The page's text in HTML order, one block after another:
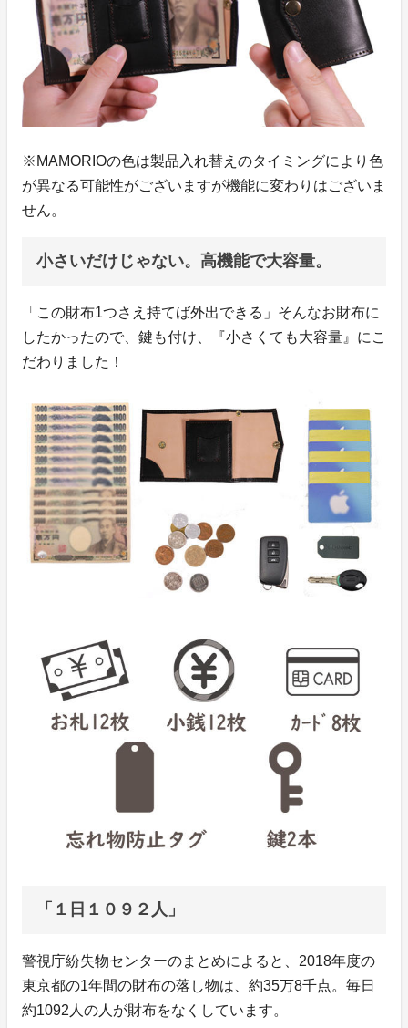
※MAMORIOの色は製品入れ替えのタイミングにより色
が異なる可能性がございますが機能に変わりはございま
せん。
小さいだけじゃない。高機能で大容量。
「この財布1つさえ持てば外出できる」そんなお財布に
したかったので、鍵も付け、『小さくても大容量』にこ
だわりました！
「１日１０９２人」
警視庁紛失物センターのまとめによると、2018年度の
東京都の1年間の財布の落し物は、約35万8千点。毎日
約1092人の人が財布をなくしています。